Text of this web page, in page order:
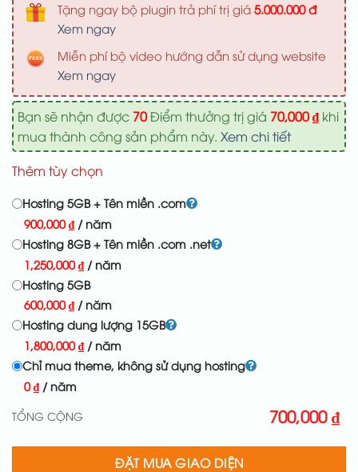
Tặng ngay bộ plugin trả phí trị giá 5.000.000 đ
Xem ngay
Miễn phí bộ video hướng dẫn sử dụng website
Xem ngay
Bạn sẽ nhận được 70Điểm thưởng trị giá 70,000₫khi
mua thành công sản phẩm này. Xem chi tiết
Thêm tùy chọn
Hosting 5GB + Tên miền .com
900,000₫ / năm
Hosting 8GB + Tên miền .com .net
1,250,000₫ / năm
Hosting 5GB
600,000₫ / năm
Hosting dung lượng 15GB
1,800,000₫ / năm
Chỉ mua theme, không sử dụng hosting
0₫ / năm
TỔNG CỘNG
700,000₫
ĐẶT MUA GIAO DIỆN